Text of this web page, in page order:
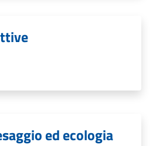
ed ecologia